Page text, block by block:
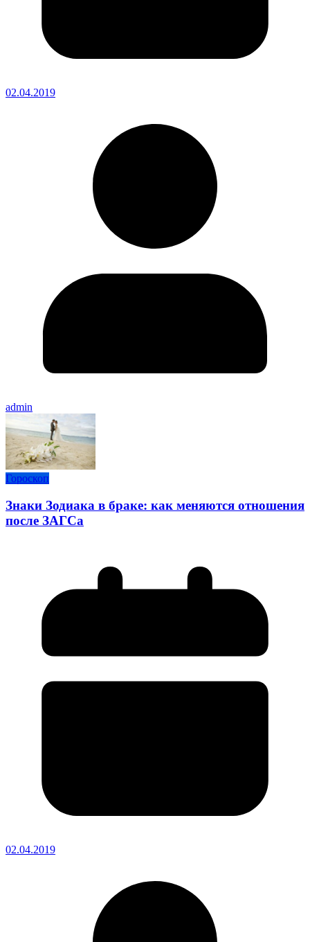
02.04.2019
admin
Гороскоп
Знаки Зодиака в браке: как меняются отношения
после ЗАГСа
02.04.2019